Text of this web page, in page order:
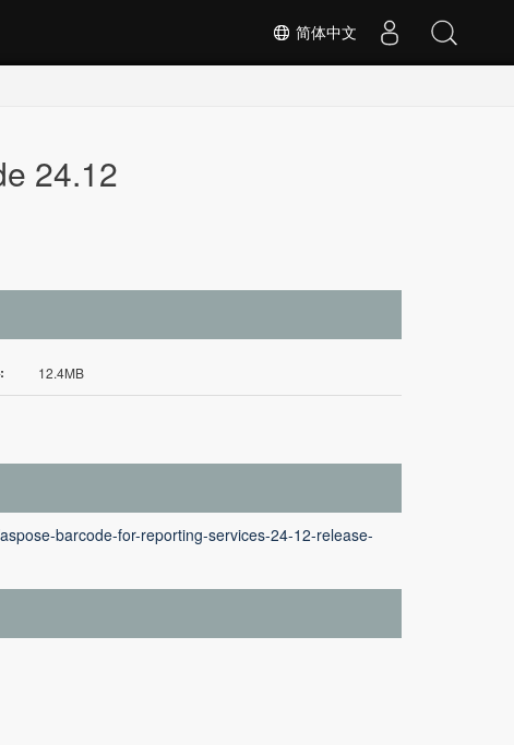
简体中文
24.12
12.4MB
barcode-for-reporting-services-24-12-release-